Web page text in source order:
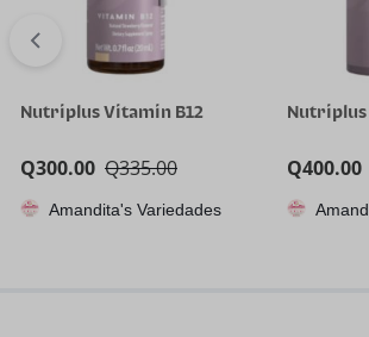
Nutriplus Vitamin B12
Q335.00
Q300.00
Amandita's Variedades
Q400.00